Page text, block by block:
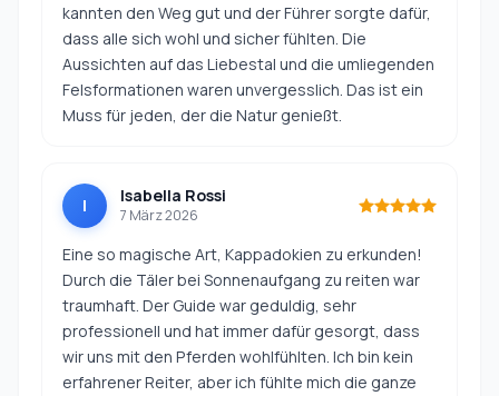
kannten den Weg gut und der Führer sorgte dafür,
dass alle sich wohl und sicher fühlten. Die
Aussichten auf das Liebestal und die umliegenden
Felsformationen waren unvergesslich. Das ist ein
Muss für jeden, der die Natur genießt.
I Isabella Rossi
7 März 2026
Eine so magische Art, Kappadokien zu erkunden!
Durch die Täler bei Sonnenaufgang zu reiten war
traumhaft. Der Guide war geduldig, sehr
professionell und hat immer dafür gesorgt, dass
wir uns mit den Pferden wohlfühlten. Ich bin kein
erfahrener Reiter, aber ich fühlte mich die ganze